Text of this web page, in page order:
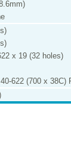
x 19 (32 holes)
622 (700 x 38C)